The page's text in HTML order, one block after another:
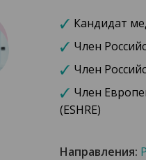
Кандидат
Член
Член
Член
(ESHRE)
Направления: